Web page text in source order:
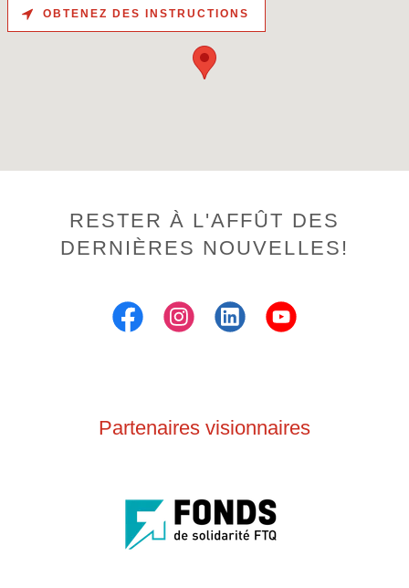
OBTENEZ DES INSTRUCTIONS
RESTER À L'AFFÛT DES
DERNIÈRES NOUVELLES!
Partenaires visionnaires